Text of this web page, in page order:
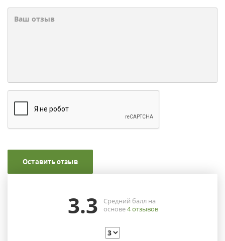
Оставить отзыв
3.3
Средний балл на
основе4отзывов